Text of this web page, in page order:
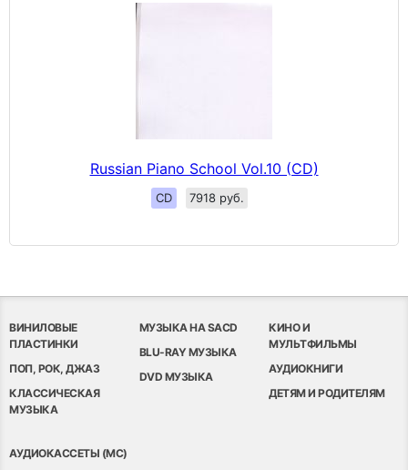
Russian Piano School Vol.10 (CD)
CD 7918 руб.
ВИНИЛОВЫЕ
ПЛАСТИНКИ
ПОП, РОК, ДЖАЗ
КЛАССИЧЕСКАЯ
МУЗЫКА
МУЗЫКА НА SACD
BLU-RAY МУЗЫКА
DVD МУЗЫКА
КИНО И
МУЛЬТФИЛЬМЫ
АУДИОКНИГИ
ДЕТЯМ И РОДИТЕЛЯМ
АУДИОКАССЕТЫ (MC)